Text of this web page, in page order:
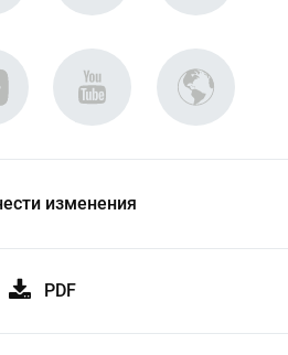
изменения
PDF